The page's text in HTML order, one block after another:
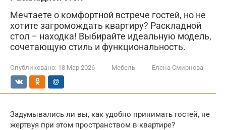
Мечтаете о комфортной встрече гостей, но не
хотите загромождать квартиру? Раскладной
стол – находка! Выбирайте идеальную модель,
сочетающую стиль и функциональность.
Опубликовано: 18 Мар 2026 Мебель Елена Смирнова
Задумывались ли вы, как удобно принимать гостей, не
жертвуя при этом пространством в квартире?